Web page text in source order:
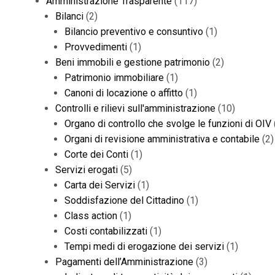
Bilanci (2)
Bilancio preventivo e consuntivo (1)
Provvedimenti (1)
Beni immobili e gestione patrimonio (2)
Patrimonio immobiliare (1)
Canoni di locazione o affitto (1)
Controlli e rilievi sull'amministrazione (10)
Organo di controllo che svolge le funzioni di OIV
Organi di revisione amministrativa e contabile (2)
Corte dei Conti (1)
Servizi erogati (5)
Carta dei Servizi (1)
Soddisfazione del Cittadino (1)
Class action (1)
Costi contabilizzati (1)
Tempi medi di erogazione dei servizi (1)
Pagamenti dell’Amministrazione (3)